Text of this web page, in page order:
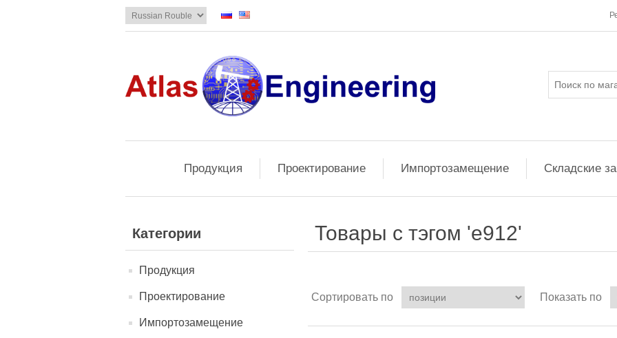
Продукция Проектирование Импортозамещение Складские
Категории
Продукция
Проектирование
Импортозамещение
Товары с тэгом 'е912'
Сортировать по Показать по